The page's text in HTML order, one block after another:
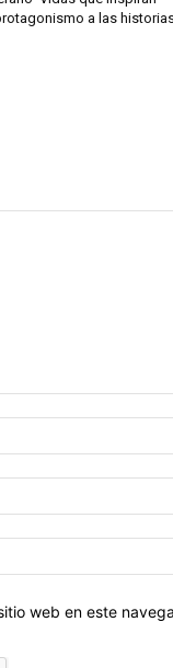
a las
web en este